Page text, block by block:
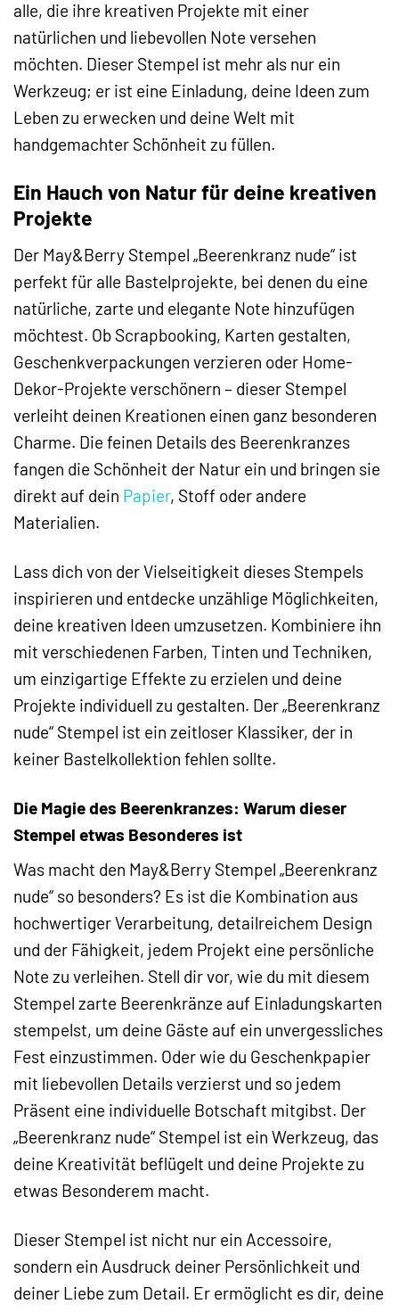
alle, die ihre kreativen Projekte mit einer
natürlichen und liebevollen Note versehen
möchten. Dieser Stempel ist mehr als nur ein
Werkzeug; er ist eine Einladung, deine Ideen zum
Leben zu erwecken und deine Welt mit
handgemachter Schönheit zu füllen.
Ein Hauch von Natur für deine kreativen
Projekte
Der May&Berry Stempel „Beerenkranz nude“ ist
perfekt für alle Bastelprojekte, bei denen du eine
natürliche, zarte und elegante Note hinzufügen
möchtest. Ob Scrapbooking, Karten gestalten,
Geschenkverpackungen verzieren oder Home-
Dekor-Projekte verschönern – dieser Stempel
verleiht deinen Kreationen einen ganz besonderen
Charme. Die feinen Details des Beerenkranzes
fangen die Schönheit der Natur ein und bringen sie
direkt auf dein Papier, Stoff oder andere
Materialien.
Lass dich von der Vielseitigkeit dieses Stempels
inspirieren und entdecke unzählige Möglichkeiten,
deine kreativen Ideen umzusetzen. Kombiniere ihn
mit verschiedenen Farben, Tinten und Techniken,
um einzigartige Effekte zu erzielen und deine
Projekte individuell zu gestalten. Der „Beerenkranz
nude“ Stempel ist ein zeitloser Klassiker, der in
keiner Bastelkollektion fehlen sollte.
Die Magie des Beerenkranzes: Warum dieser
Stempel etwas Besonderes ist
Was macht den May&Berry Stempel „Beerenkranz
nude“ so besonders? Es ist die Kombination aus
hochwertiger Verarbeitung, detailreichem Design
und der Fähigkeit, jedem Projekt eine persönliche
Note zu verleihen. Stell dir vor, wie du mit diesem
Stempel zarte Beerenkränze auf Einladungskarten
stempelst, um deine Gäste auf ein unvergessliches
Fest einzustimmen. Oder wie du Geschenkpapier
mit liebevollen Details verzierst und so jedem
Präsent eine individuelle Botschaft mitgibst. Der
„Beerenkranz nude“ Stempel ist ein Werkzeug, das
deine Kreativität beflügelt und deine Projekte zu
etwas Besonderem macht.
Dieser Stempel ist nicht nur ein Accessoire,
sondern ein Ausdruck deiner Persönlichkeit und
deiner Liebe zum Detail. Er ermöglicht es dir, deine